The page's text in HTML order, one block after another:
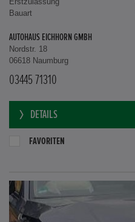
Bauart
AUTOHAUS EICHHORN GMBH
Nordstr. 18
06618 Naumburg
03445 71310
DETAILS
FAVORITEN